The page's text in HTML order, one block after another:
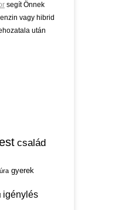
segít Önnek
vagy hibrid
után
család
gyerek
igénylés